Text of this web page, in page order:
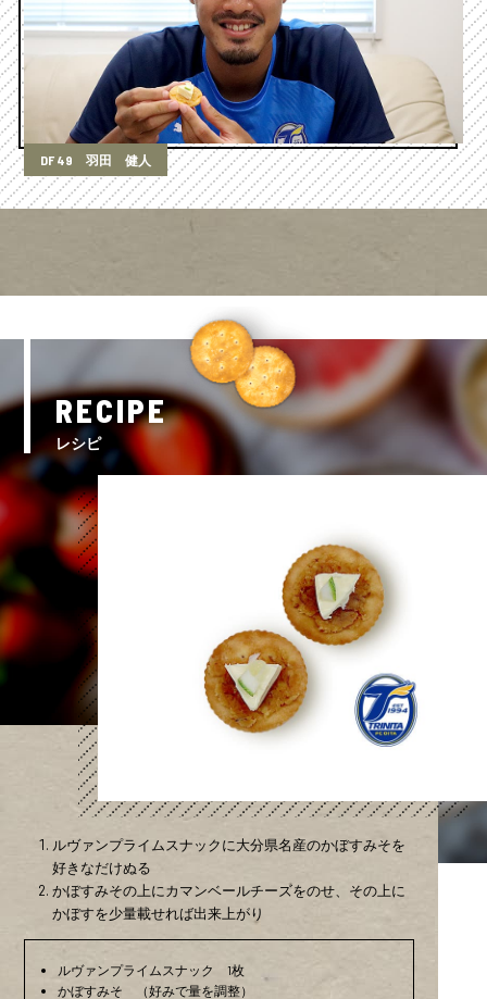
DF 49 羽田 健人
RECIPE
レシピ
ルヴァンプライムスナックに大分県名産のかぼすみそを
好きなだけぬる
かぼすみその上にカマンベールチーズをのせ、その上に
かぼすを少量載せれば出来上がり
ルヴァンプライムスナック 1枚
かぼすみそ （好みで量を調整）